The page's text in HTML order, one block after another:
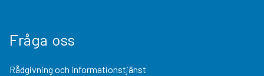
Fråga oss
Rådgivning och informationstjänst